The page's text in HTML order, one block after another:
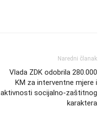
Naredni članak
Vlada ZDK odobrila 280.000
KM za interventne mjere i
aktivnosti socijalno-zaštitnog
karaktera